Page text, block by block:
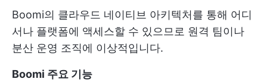
Boomi의 클라우드 네이티브 아키텍처를 통해 어디
서나 플랫폼에 액세스할 수 있으므로 원격 팀이나
분산 운영 조직에 이상적입니다.
Boomi 주요 기능